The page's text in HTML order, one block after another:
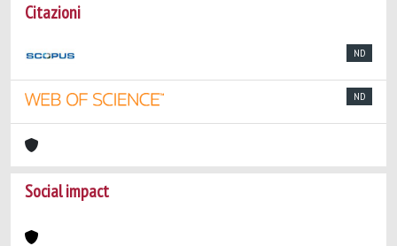
Citazioni
ND
ND
Social impact